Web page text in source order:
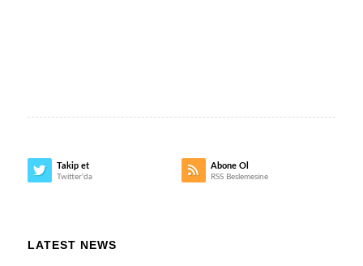
Takip et
Twitter'da
Abone Ol
RSS Beslemesine
LATEST NEWS